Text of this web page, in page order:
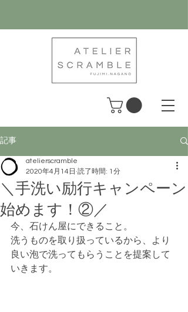
記事
＼手洗い励行キャンペーン
始めます！②／
atelierscramble
2020年4月14日 読了時間: 1分
今、石けん屋にできること。
洗うものを取り扱っているから、より
良い泡で洗ってもらうことを提案して
いきます。